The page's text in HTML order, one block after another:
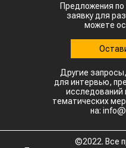
Предложения по
заявку для
можете
Другие
для интервью,
тематических
на:
©2022. Все